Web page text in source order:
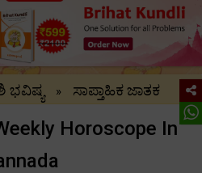
ಭವಿಷ್ಯ » ಸಾಪ್ತಾಹಿಕ ಜಾತಕ
Horoscope In